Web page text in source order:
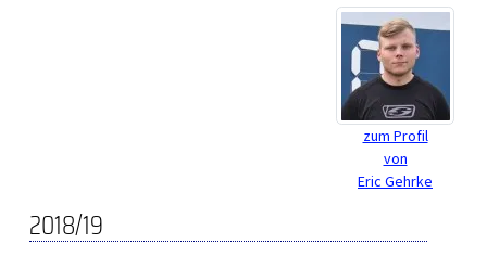
zum Profil
von
Eric Gehrke
2018/19